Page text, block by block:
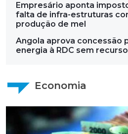
Empresário aponta
falta de infra-estruturas
produção de mel
Angola aprova concessão
energia à RDC sem
Economia